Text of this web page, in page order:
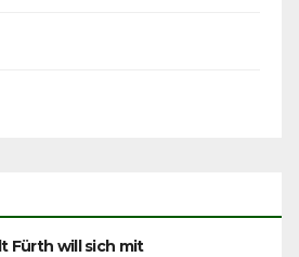
Fürth will sich mit